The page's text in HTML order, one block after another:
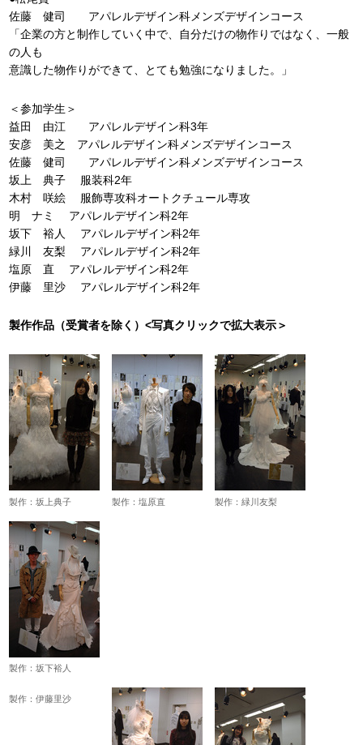
佐藤 健司 アパレルデザイン科メンズデザインコース
「企業の方と制作していく中で、自分だけの物作りではなく、一般
の人も
意識した物作りができて、とても勉強になりました。」
＜参加学生＞
益田 由江 アパレルデザイン科3年
安彦 美之 アパレルデザイン科メンズデザインコース
佐藤 健司 アパレルデザイン科メンズデザインコース
坂上 典子 服装科2年
木村 咲絵 服飾専攻科オートクチュール専攻
明 ナミ アパレルデザイン科2年
坂下 裕人 アパレルデザイン科2年
緑川 友梨 アパレルデザイン科2年
塩原 直 アパレルデザイン科2年
伊藤 里沙 アパレルデザイン科2年
製作作品（受賞者を除く）<写真クリックで拡大表示＞
製作：坂上典子 製作：塩原直 製作：緑川友梨
製作：坂下裕人
製作：伊藤里沙